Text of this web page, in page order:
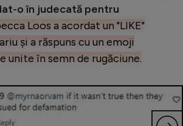
în cont
o în judecată pentru
Loos a acordat un "LIKE"
și a răspuns cu un emoji
unite în semn de rugăciune.